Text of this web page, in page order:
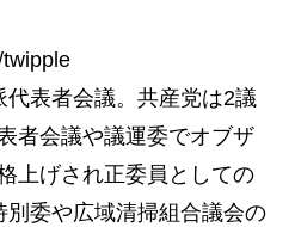
表者会議。共産党は2議
者会議や議運委でオブザ
上げされ正委員としての
委や広域清掃組合議会の